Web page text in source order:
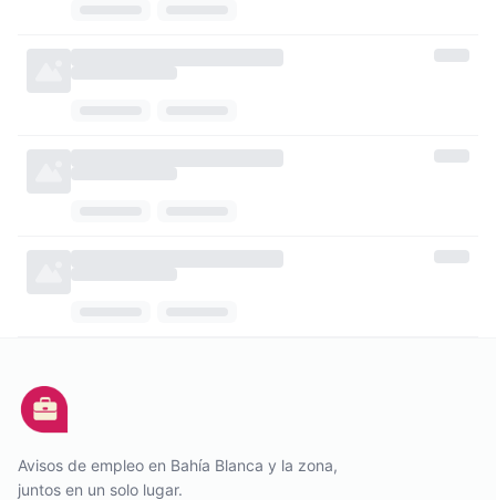
Avisos de empleo en Bahía Blanca y la zona,
juntos en un solo lugar.